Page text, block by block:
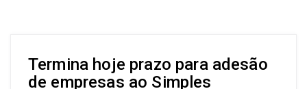
Termina hoje prazo para adesão
de empresas ao Simples